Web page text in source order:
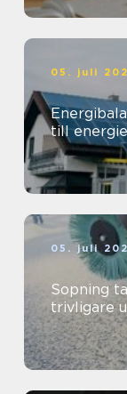
05. juli
till
05. juli
Sopning tanum rena ytor
trivligare